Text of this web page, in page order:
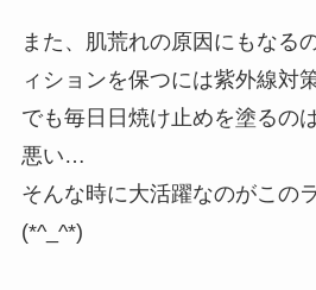
また、肌荒れの原因にもなる
ィションを保つには紫外線対
でも毎日日焼け止めを塗るの
悪い…
そんな時に大活躍なのがこの
(*^_^*)